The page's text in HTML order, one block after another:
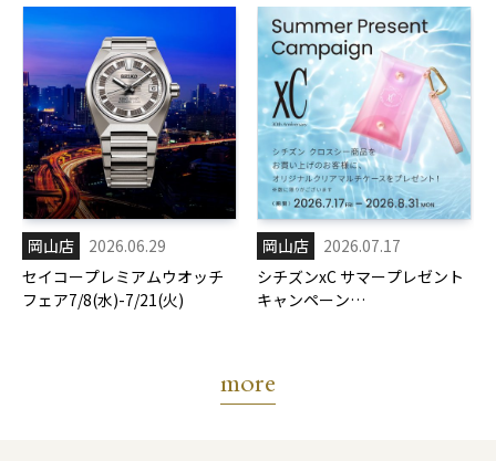
岡山店
2026.06.29
セイコープレミアムウオッチ
フェア7/8(水)-7/21(火)
岡山店
2026.07.17
シチズンxC サマープレゼント
キャンペーン
more